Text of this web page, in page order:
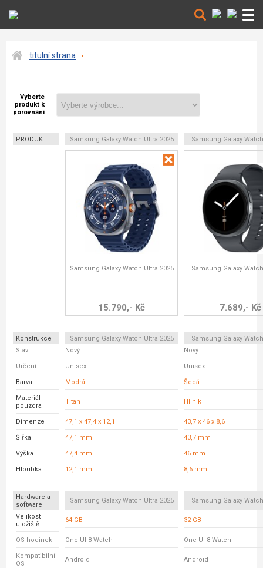
titulní strana
Vyberte
produkt k
porovnání
PRODUKT Samsung Galaxy Watch Ultra 2025 Samsung Galaxy
Samsung Galaxy Watch Ultra 2025
15.790,- Kč
Samsung Galaxy
7.689,- Kč
Konstrukce Samsung Galaxy Watch Ultra 2025
Samsung Galaxy
Stav
Nový Nový
Určení Unisex Unisex
Barva Modrá Šedá
Materiál
pouzdra
Titan Hliník
Dimenze 47,1 x 47,4 x 12,1 43,7 x 46 x 8,6
Šířka 47,1 mm 43,7 mm
Výška 47,4 mm 46 mm
Hloubka 12,1 mm 8,6 mm
Hardware a
software
Samsung Galaxy Watch Ultra 2025 Samsung Galaxy
Velikost
uložiště
64 GB 32 GB
OS hodinek One UI 8 Watch One UI 8 Watch
Kompatibilní
OS
Android Android